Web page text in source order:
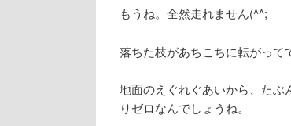
もうね。全然走れません(^^;
落ちた枝があちこちに転がって
地面のえぐれぐあいから、たぶ
りゼロなんでしょうね。